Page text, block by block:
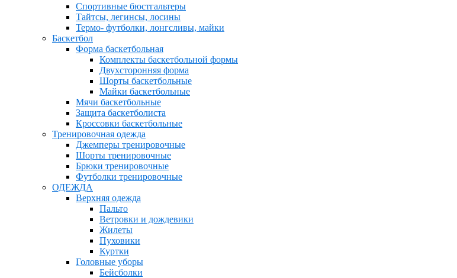
Спортивные бюстгальтеры
Тайтсы, легинсы, лосины
Термо- футболки, лонгсливы, майки
Баскетбол
Форма баскетбольная
Комплекты баскетбольной формы
Двухсторонняя форма
Шорты баскетбольные
Майки баскетбольные
Мячи баскетбольные
Защита баскетболиста
Кроссовки баскетбольные
Тренировочная одежда
Джемперы тренировочные
Шорты тренировочные
Брюки тренировочные
Футболки тренировочные
ОДЕЖДА
Верхняя одежда
Пальто
Ветровки и дождевики
Жилеты
Пуховики
Куртки
Головные уборы
Бейсболки